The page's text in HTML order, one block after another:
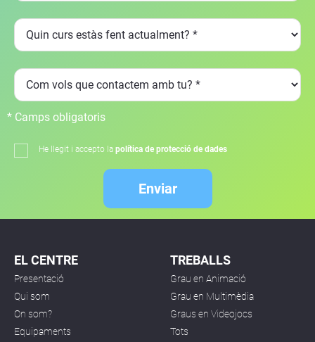
* Camps obligatoris
He llegit i accepto la política de protecció de dades
Enviar
EL CENTRE
Presentació
Qui som
On som?
Equipaments
TREBALLS
Grau en Animació
Grau en Multimèdia
Graus en Videojocs
Tots